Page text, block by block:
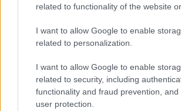
related to functionality of the website
I want to allow Google to enable
related to personalization.
I want to allow Google to enable
related to security, including
functionality and fraud prevention, and
user protection.
Jön még kép!